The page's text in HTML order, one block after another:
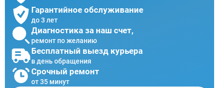
Гарантийное обслуживание
до 3 лет
Диагностика за наш счет,
ремонт по желанию
Бесплатный выезд курьера
в день обращения
Срочный ремонт
от 35 минут